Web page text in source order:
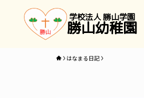
学校法人 勝山学園
勝山幼稚園
はなまる日記